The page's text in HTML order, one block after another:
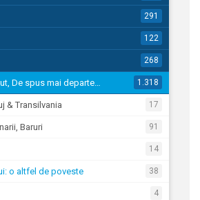
291
122
268
De spus mai departe… 1.318
& Transilvania 17
Baruri 91
14
o altfel de poveste 38
4